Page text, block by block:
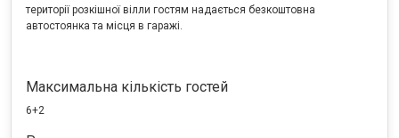
території розкішної вілли гостям надається безкоштовна
автостоянка та місця в гаражі.
Максимальна кількість гостей
6+2